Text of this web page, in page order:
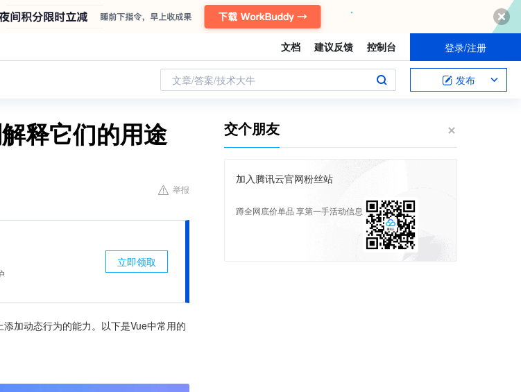
文档 建议反馈 控制台 登录/注册
文章/答案/技术大牛 发布
释它们的用途
举报
立即领取
加动态行为的能力。以下是Vue中常用的
交个朋友
加入腾讯云官网粉丝站
蹲全网底价单品 享第一手活动信息